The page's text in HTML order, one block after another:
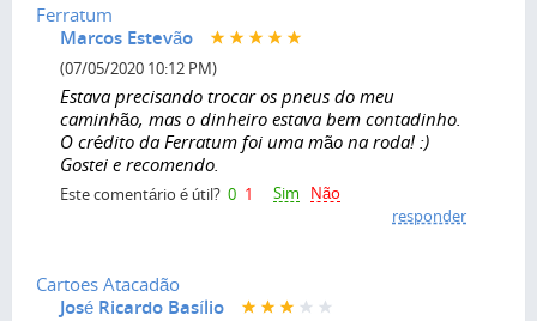
Ferratum
Marcos Estevão
(07/05/2020 10:12 PM)
Estava precisando trocar os pneus do meu
caminhão, mas o dinheiro estava bem contadinho.
O crédito da Ferratum foi uma mão na roda! :)
Gostei e recomendo.
Este comentário é útil? 0 1 Sim
Não
responder
Cartoes Atacadão
José Ricardo Basílio